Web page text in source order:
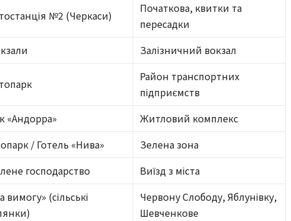
№2 (Черкаси)
Початкова, квитки та
пересадки
Залізничний вокзал
Район транспортних
підприємств
«Андорра»
Житловий комплекс
/ Готель «Нива»
Зелена зона
господарство Виїзд з міста
вимогу» (сільські
Червону Слободу, Яблунівку,
Шевченкове